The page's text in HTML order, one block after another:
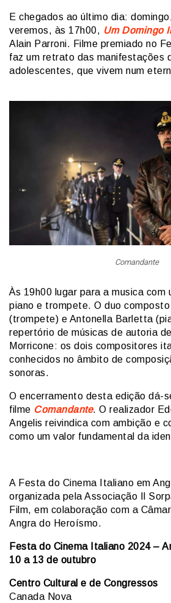
E chegados ao último dia:
veremos, às 17h00, Um Domingo
Alain Parroni. Filme premiado no
faz um retrato das manifestações
adolescentes, que vivem num
Comandante
Às 19h00 lugar para a musica com
piano e trompete. O duo
(trompete) e Antonella Barletta
repertório de músicas de autoria
Morricone: os dois compositores
conhecidos no âmbito de
sonoras.
O encerramento desta edição dá-
filme Comandante. O realizador
Angelis reivindica com ambição e
como um valor fundamental da
A Festa do Cinema Italiano em
organizada pela Associação Il
Film, em colaboração com a
Angra do Heroísmo.
Festa do Cinema Italiano 2024 –
10 a 13 de outubro
Centro Cultural e de Congressos
Canada Nova